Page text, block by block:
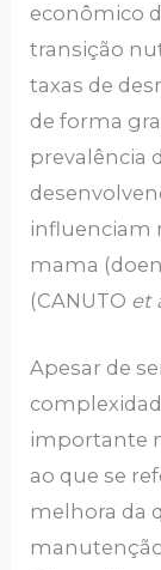
econômico
transição
taxas de
de forma
prevalência
influenciam
mama
(CANUTO et
Apesar de
importante
ao que se
melhora da